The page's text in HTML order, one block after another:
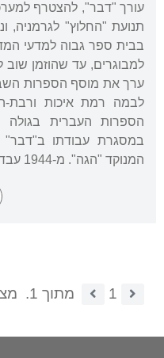
תנועת "החלוץ" לגרמניה,
בבית ספר גבוה למדעי
ערך את מוסף הספרות
לבמה רמת איכות ורבת-
הספרות העברית בגולה
המנוקד "הגה". מ-1944 עבד כעורך בהוצאת עם עובד.
1 מתוך 1. מציג 1